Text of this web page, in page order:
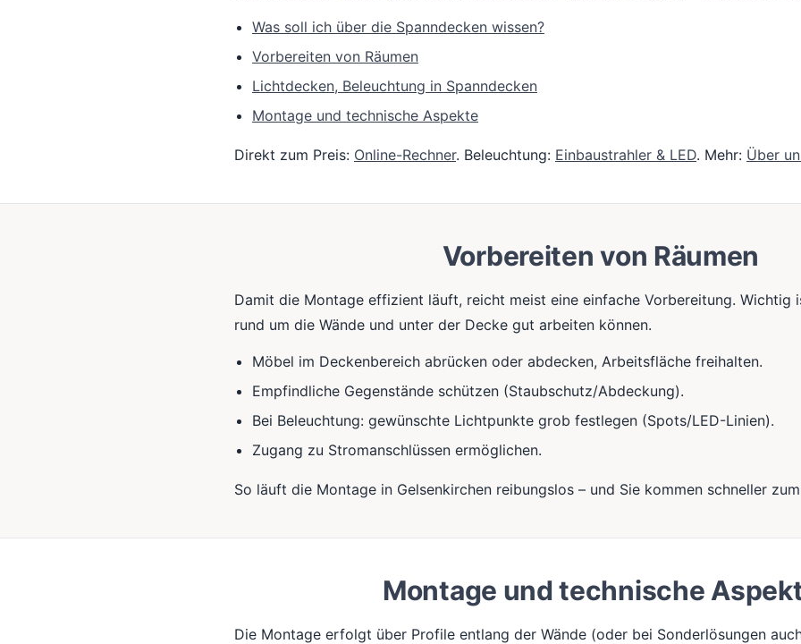
Was soll ich über die Spanndecken wissen?
Vorbereiten von Räumen
Lichtdecken, Beleuchtung in Spanndecken
Montage und technische Aspekte
Direkt zum Preis: Online-Rechner. Beleuchtung: Einbaustrahler & LED. Mehr: Über
Vorbereiten von Räumen
Damit die Montage effizient läuft, reicht meist eine einfache Vorbereitung. Wichtig
rund um die Wände und unter der Decke gut arbeiten können.
Möbel im Deckenbereich abrücken oder abdecken, Arbeitsfläche freihalten.
Empfindliche Gegenstände schützen (Staubschutz/Abdeckung).
Bei Beleuchtung: gewünschte Lichtpunkte grob festlegen (Spots/LED-Linien).
Zugang zu Stromanschlüssen ermöglichen.
So läuft die Montage in Gelsenkirchen reibungslos – und Sie kommen schneller
Montage und technische
Die Montage erfolgt über Profile entlang der Wände (oder bei Sonderlösungen